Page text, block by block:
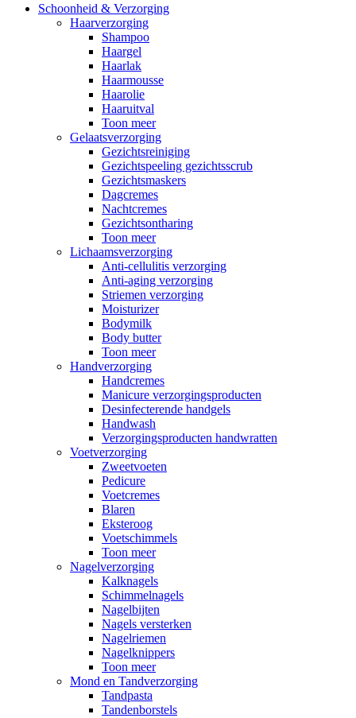
Schoonheid & Verzorging
Haarverzorging
Shampoo
Haargel
Haarlak
Haarmousse
Haarolie
Haaruitval
Toon meer
Gelaatsverzorging
Gezichtsreiniging
Gezichtspeeling gezichtsscrub
Gezichtsmaskers
Dagcremes
Nachtcremes
Gezichtsontharing
Toon meer
Lichaamsverzorging
Anti-cellulitis verzorging
Anti-aging verzorging
Striemen verzorging
Moisturizer
Bodymilk
Body butter
Toon meer
Handverzorging
Handcremes
Manicure verzorgingsproducten
Desinfecterende handgels
Handwash
Verzorgingsproducten handwratten
Voetverzorging
Zweetvoeten
Pedicure
Voetcremes
Blaren
Eksteroog
Voetschimmels
Toon meer
Nagelverzorging
Kalknagels
Schimmelnagels
Nagelbijten
Nagels versterken
Nagelriemen
Nagelknippers
Toon meer
Mond en Tandverzorging
Tandpasta
Tandenborstels